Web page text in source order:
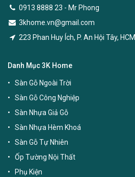
0913 8888 23 - Mr Phong
3khome.vn@gmail.com
223 Phan Huy Ích, P. An Hội Tây, HCM
Danh Mục 3K Home
Sàn Gỗ Ngoài Trời
Sàn Gỗ Công Nghiệp
Sàn Nhựa Giả Gỗ
Sàn Nhựa Hèm Khoá
Sàn Gỗ Tự Nhiên
Ốp Tường Nội Thất
Phụ Kiện